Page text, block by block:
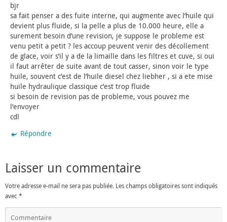
bjr
sa fait penser a des fuite interne, qui augmente avec l’huile qui
devient plus fluide, si la pelle a plus de 10.000 heure, elle a
surement besoin d’une revision, je suppose le probleme est
venu petit a petit ? les accoup peuvent venir des décollement
de glace, voir s’il y a de la limaille dans les filtres et cuve, si oui
il faut arrêter de suite avant de tout casser, sinon voir le type
huile, souvent c’est de l’huile diesel chez liebher , si a ete mise
huile hydraulique classique c’est trop fluide
si besoin de revision pas de probleme, vous pouvez me
l’envoyer
cdl
Répondre
Laisser un commentaire
Votre adresse e-mail ne sera pas publiée. Les champs obligatoires sont indiqués
avec *